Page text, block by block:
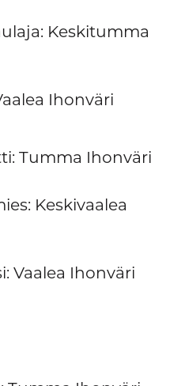
Keskitumma
Ihonväri
Tumma Ihonväri
Keskivaalea
Vaalea Ihonväri